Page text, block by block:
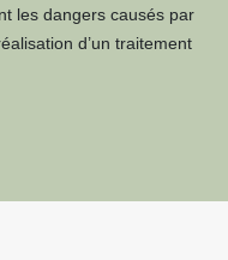
les dangers causés par
d’un traitement